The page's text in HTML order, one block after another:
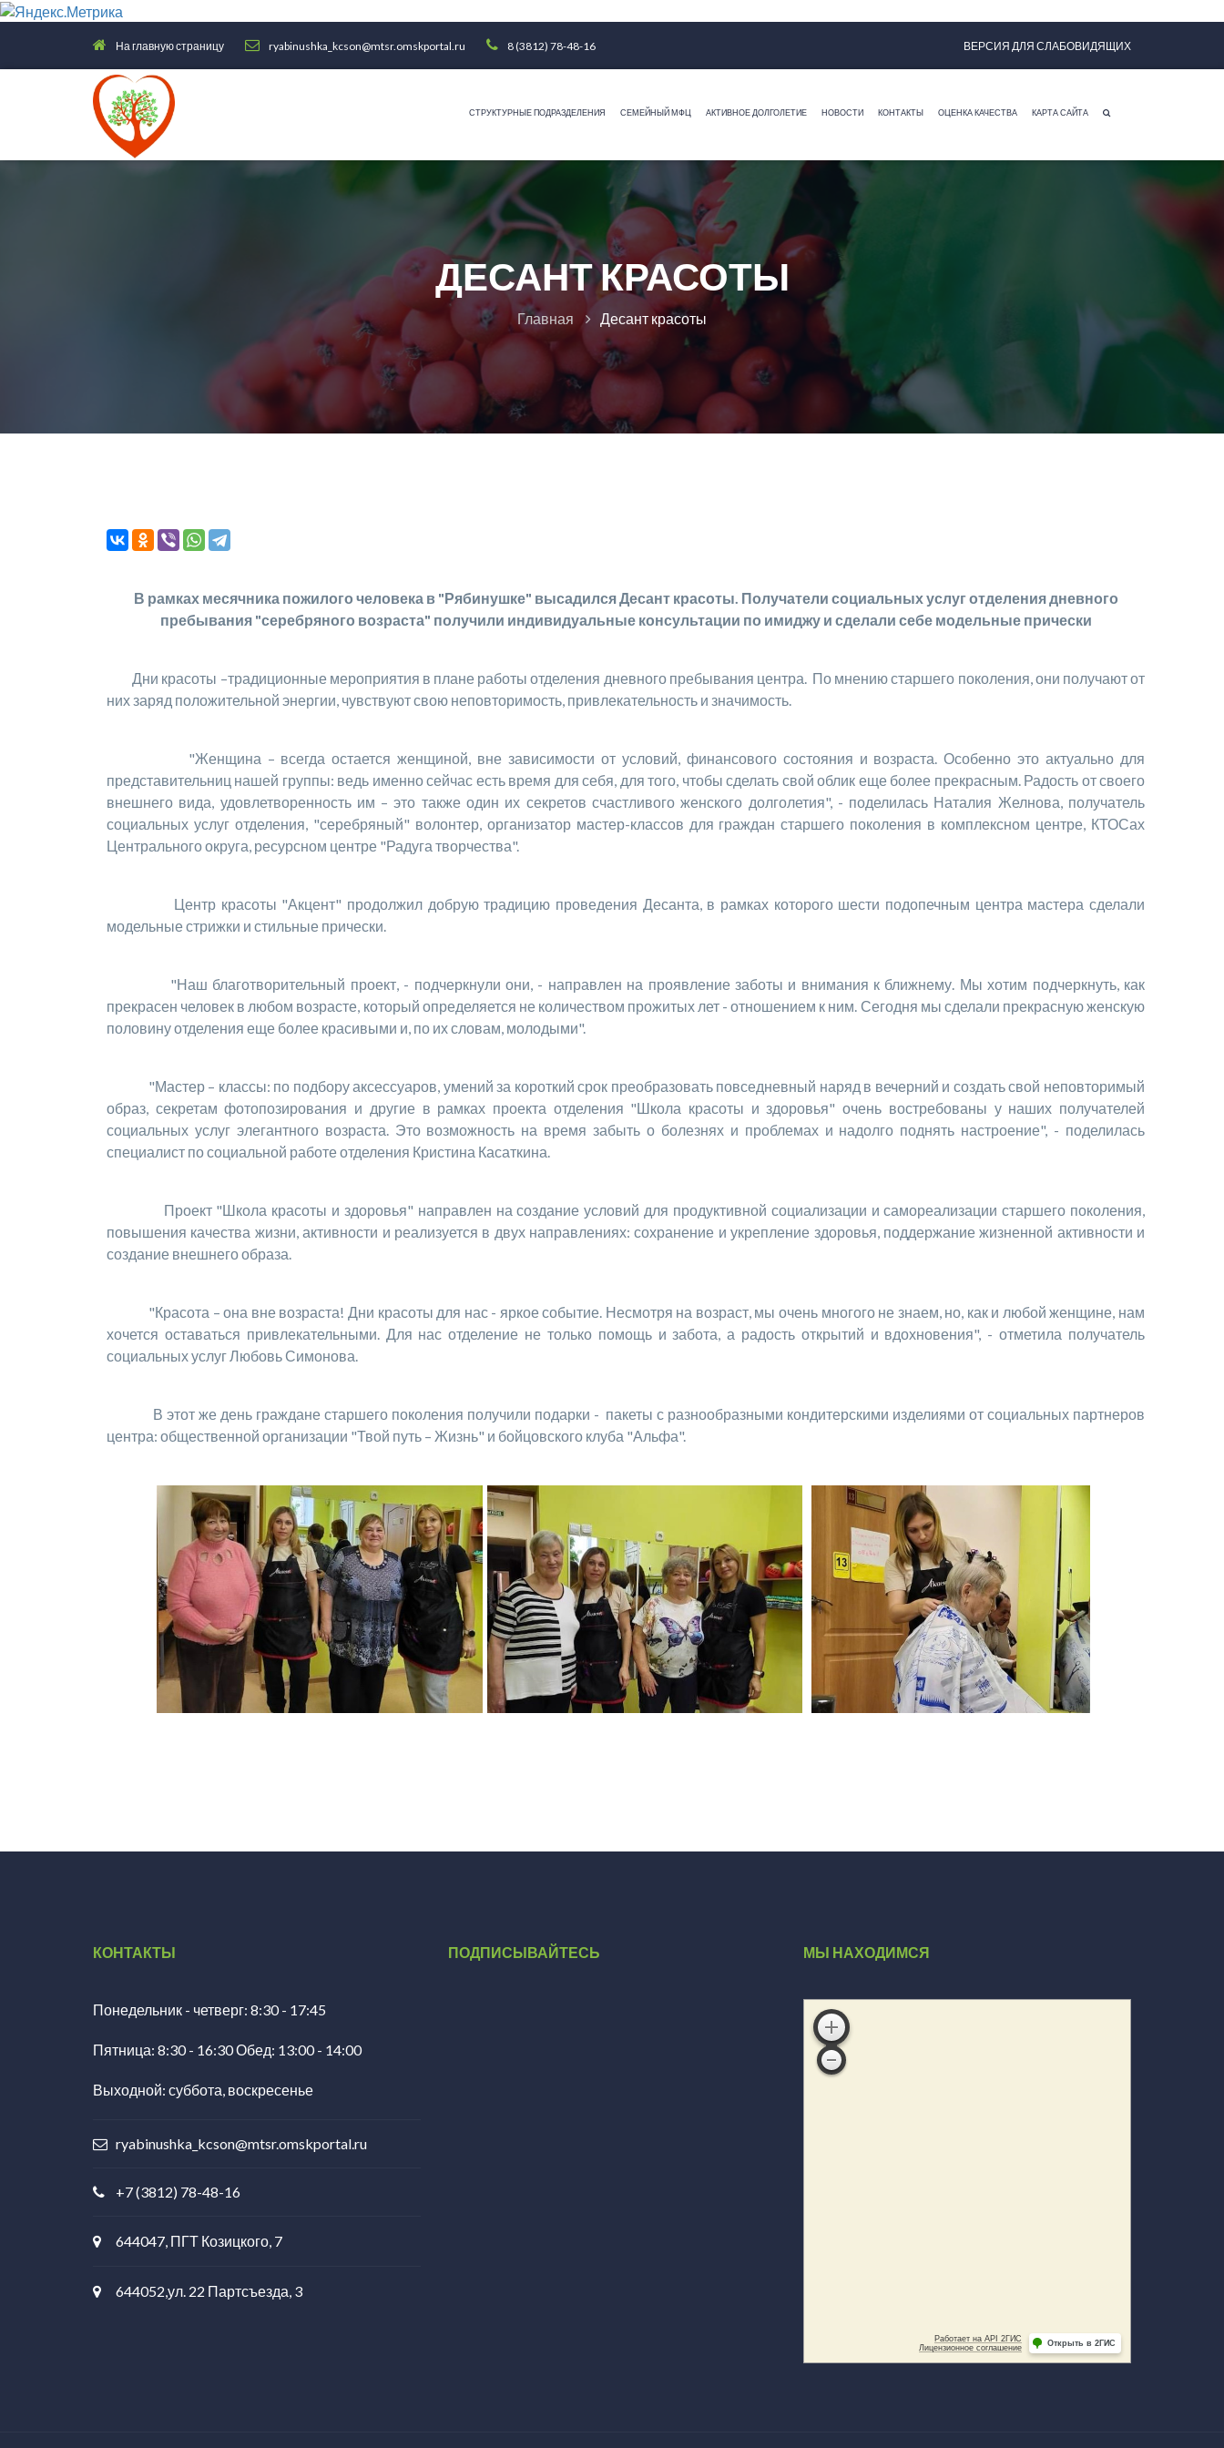
На главную страницу ryabinushka_kcson@mtsr.omskportal.ru 8 (3812) 78-48-16 ВЕРСИЯ ДЛЯ СЛАБОВИДЯЩИХ
СТРУКТУРНЫЕ ПОДРАЗДЕЛЕНИЯ СЕМЕЙНЫЙ МФЦ АКТИВНОЕ ДОЛГОЛЕТИЕ НОВОСТИ КОНТАКТЫ ОЦЕНКА КАЧЕСТВА КАРТА САЙТА
ДЕСАНТ КРАСОТЫ
Главная Десант красоты
В рамках месячника пожилого человека в "Рябинушке" высадился Десант красоты. Получатели социальных услуг отделения дневного
пребывания "серебряного возраста" получили индивидуальные консультации по имиджу и сделали себе модельные прически
Дни красоты –традиционные мероприятия в плане работы отделения дневного пребывания центра. По мнению старшего поколения, они получают от
них заряд положительной энергии, чувствуют свою неповторимость, привлекательность и значимость.
"Женщина – всегда остается женщиной, вне зависимости от условий, финансового состояния и возраста. Особенно это актуально для
представительниц нашей группы: ведь именно сейчас есть время для себя, для того, чтобы сделать свой облик еще более прекрасным. Радость от своего
внешнего вида, удовлетворенность им – это также один их секретов счастливого женского долголетия", - поделилась Наталия Желнова, получатель
социальных услуг отделения, "серебряный" волонтер, организатор мастер-классов для граждан старшего поколения в комплексном центре, КТОСах
Центрального округа, ресурсном центре "Радуга творчества".
Центр красоты "Акцент" продолжил добрую традицию проведения Десанта, в рамках которого шести подопечным центра мастера сделали
модельные стрижки и стильные прически.
"Наш благотворительный проект, - подчеркнули они, - направлен на проявление заботы и внимания к ближнему. Мы хотим подчеркнуть, как
прекрасен человек в любом возрасте, который определяется не количеством прожитых лет - отношением к ним. Сегодня мы сделали прекрасную женскую
половину отделения еще более красивыми и, по их словам, молодыми".
"Мастер – классы: по подбору аксессуаров, умений за короткий срок преобразовать повседневный наряд в вечерний и создать свой неповторимый
образ, секретам фотопозирования и другие в рамках проекта отделения "Школа красоты и здоровья" очень востребованы у наших получателей
социальных услуг элегантного возраста. Это возможность на время забыть о болезнях и проблемах и надолго поднять настроение", - поделилась
специалист по социальной работе отделения Кристина Касаткина.
Проект "Школа красоты и здоровья" направлен на создание условий для продуктивной социализации и самореализации старшего поколения,
повышения качества жизни, активности и реализуется в двух направлениях: сохранение и укрепление здоровья, поддержание жизненной активности и
создание внешнего образа.
"Красота – она вне возраста! Дни красоты для нас - яркое событие. Несмотря на возраст, мы очень многого не знаем, но, как и любой женщине, нам
хочется оставаться привлекательными. Для нас отделение не только помощь и забота, а радость открытий и вдохновения", - отметила получатель
социальных услуг Любовь Симонова.
В этот же день граждане старшего поколения получили подарки - пакеты с разнообразными кондитерскими изделиями от социальных партнеров
центра: общественной организации "Твой путь – Жизнь" и бойцовского клуба "Альфа".
КОНТАКТЫ
Понедельник - четверг: 8:30 - 17:45
Пятница: 8:30 - 16:30 Обед: 13:00 - 14:00
Выходной: суббота, воскресенье
ryabinushka_kcson@mtsr.omskportal.ru
+7 (3812) 78-48-16
644047, ПГТ Козицкого, 7
644052,ул. 22 Партсъезда, 3
ПОДПИСЫВАЙТЕСЬ МЫ НАХОДИМСЯ